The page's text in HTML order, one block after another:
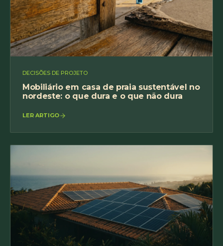
DECISÕES DE PROJETO
Mobiliário em casa de praia sustentável no
nordeste: o que dura e o que não dura
LER ARTIGO